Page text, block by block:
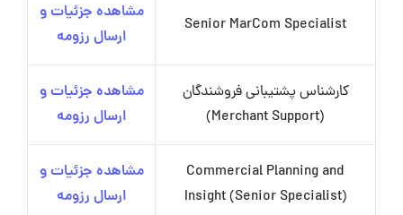
Senior MarCom Specialist
مشاهده جزئیات و
ارسال رزومه
کارشناس پشتیبانی فروشندگان
(Merchant Support)
مشاهده جزئیات و
ارسال رزومه
Commercial Planning and
Insight (Senior Specialist)
مشاهده جزئیات و
ارسال رزومه